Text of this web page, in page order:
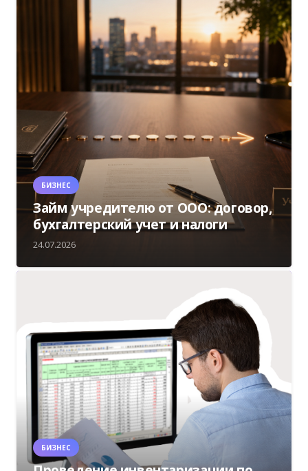
БИЗНЕС
Займ учредителю от ООО: договор,
бухгалтерский учет и налоги
24.07.2026
БИЗНЕС